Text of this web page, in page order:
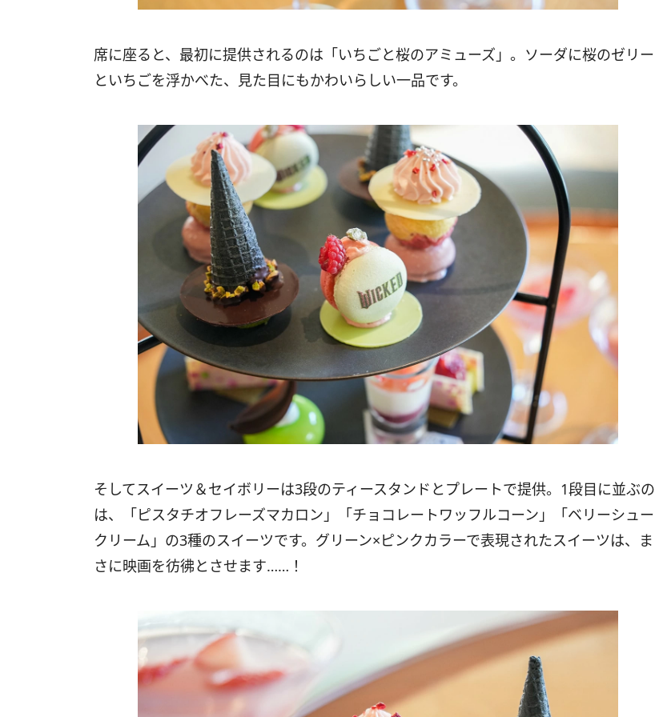
席に座ると、最初に提供されるのは「いちごと桜のアミューズ」。ソーダに桜のゼリー
といちごを浮かべた、見た目にもかわいらしい一品です。
そしてスイーツ＆セイボリーは3段のティースタンドとプレートで提供。1段目に並ぶの
は、「ピスタチオフレーズマカロン」「チョコレートワッフルコーン」「ベリーシュー
クリーム」の3種のスイーツです。グリーン×ピンクカラーで表現されたスイーツは、ま
さに映画を彷彿とさせます……！